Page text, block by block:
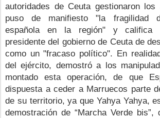
autoridades de Ceuta gestionaron los
puso de manifiesto "la fragilidad
española en la región" y califica
presidente del gobierno de Ceuta de
como un "fracaso político". En
del ejército, demostró a los
montado esta operación, de que
dispuesta a ceder a Marruecos parte
de su territorio, ya que Yahya Yahya,
demostración de “Marcha Verde bis”,